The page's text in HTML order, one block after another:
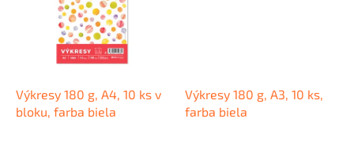
Výkresy 180 g, A4, 10 ks v
bloku, farba biela
Výkresy 180 g, A3, 10 ks,
farba biela